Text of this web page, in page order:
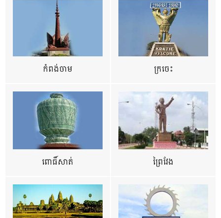
កំពង់ចាម ក្រចេះ
ពោធិ៍សាត់ ព្រៃវែង